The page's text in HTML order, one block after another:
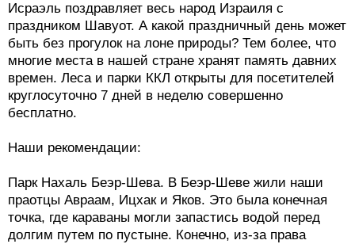
Исраэль поздравляет весь народ Израиля с
праздником Шавуот. А какой праздничный день может
быть без прогулок на лоне природы? Тем более, что
многие места в нашей стране хранят память давних
времен. Леса и парки ККЛ открыты для посетителей
круглосуточно 7 дней в неделю совершенно
бесплатно.
Наши рекомендации:
Парк Нахаль Беэр-Шева. В Беэр-Шеве жили наши
праотцы Авраам, Ицхак и Яков. Это была конечная
точка, где караваны могли запастись водой перед
долгим путем по пустыне. Конечно, из-за права